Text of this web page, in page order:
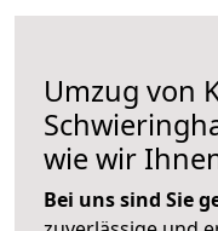
Umzug von
wie wir
Bei uns sind Sie